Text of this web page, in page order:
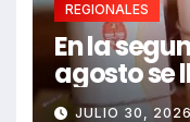
REGIONALES
En la
agosto se
paritarias
JULIO 30, 2026